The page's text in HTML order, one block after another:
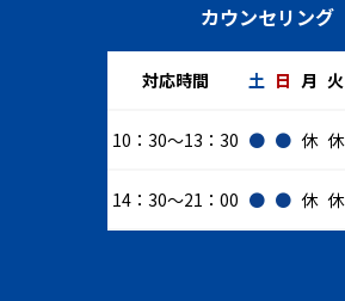
カウンセリング
対応時間 土 日 月 火
10：30～13：30 ● ● 休 休
14：30～21：00 ● ● 休 休